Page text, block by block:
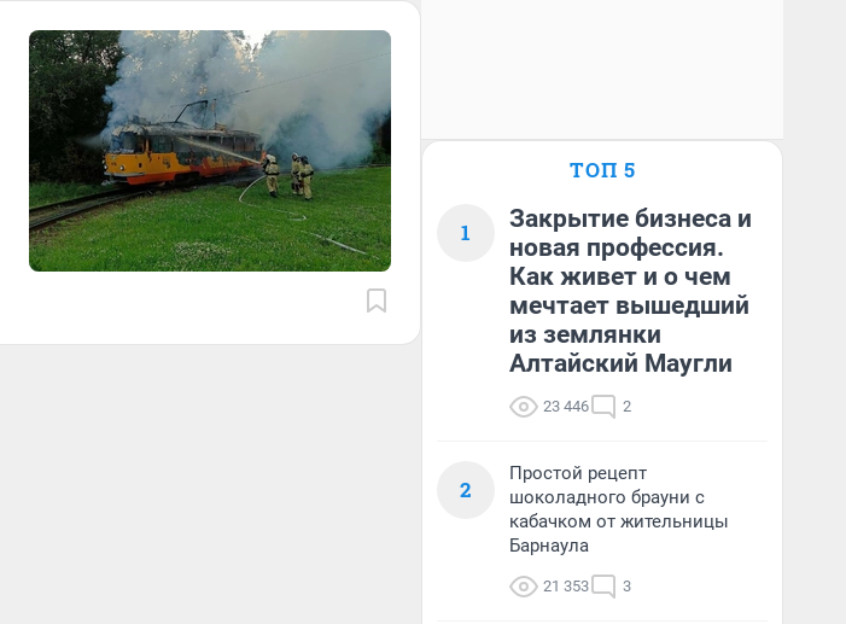
ТОП 5
1
Закрытие бизнеса и
новая профессия.
Как живет и о чем
мечтает вышедший
из землянки
Алтайский Маугли
23 446 2
2
Простой рецепт
шоколадного брауни с
кабачком от жительницы
Барнаула
21 353 3